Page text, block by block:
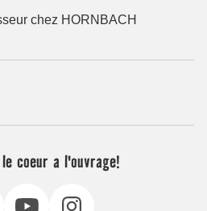
chez HORNBACH
coeur a l'ouvrage!